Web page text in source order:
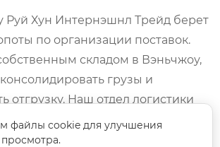
Хун Интернэшнл Трейд берет
по организации поставок.
складом в Вэньчжоу,
грузы и
отгрузку. Наш отдел логистики
партию от ворот завода до
обеспечивая полную
файлы cookie для улучшения